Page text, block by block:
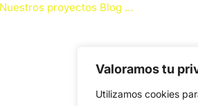
Valoramos tu
Utilizamos cookies
proyectos Blog …